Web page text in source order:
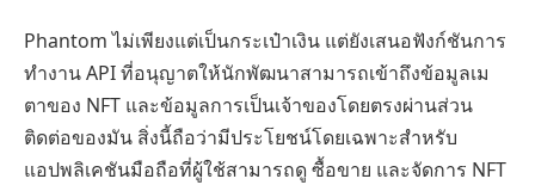
Phantom ไม่เพียงแต่เป็นกระเป๋าเงิน แต่ยังเสนอฟังก์ชันการ
ทำงาน API ที่อนุญาตให้นักพัฒนาสามารถเข้าถึงข้อมูลเม
ตาของ NFT และข้อมูลการเป็นเจ้าของโดยตรงผ่านส่วน
ติดต่อของมัน สิ่งนี้ถือว่ามีประโยชน์โดยเฉพาะสำหรับ
แอปพลิเคชันมือถือที่ผู้ใช้สามารถดู ซื้อขาย และจัดการ NFT